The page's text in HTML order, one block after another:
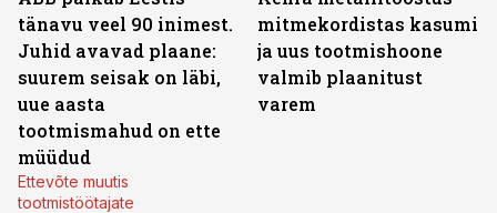
tänavu veel 90 inimest.
Juhid avavad plaane:
suurem seisak on läbi,
uue aasta
tootmismahud on ette
müüdud
Ettevõte muutis
tootmistöötajate
mitmekordistas kasumi
ja uus tootmishoone
valmib plaanitust
varem